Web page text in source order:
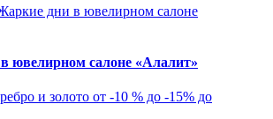
ювелирном салоне «Алалит»
и золото от -10 % до -15% до